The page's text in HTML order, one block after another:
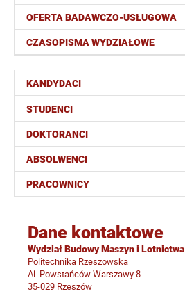
OFERTA BADAWCZO-USŁUGOWA
CZASOPISMA WYDZIAŁOWE
KANDYDACI
STUDENCI
DOKTORANCI
ABSOLWENCI
PRACOWNICY
Dane kontaktowe
Wydział Budowy Maszyn i Lotnictwa
Politechnika Rzeszowska
Al. Powstańców Warszawy 8
35-029 Rzeszów